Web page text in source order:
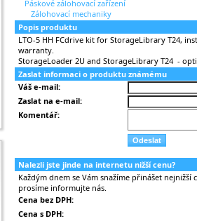
Páskové zálohovací zařízení
Zálohovací mechaniky
Popis produktu
LTO-5 HH FCdrive kit for StorageLibrary T24,
warranty.
StorageLoader 2U and StorageLibrary T24 -
Zaslat informaci o produktu známému
Váš e-mail:
Zaslat na e-mail:
Komentář:
Nalezli jste jinde na internetu nižší cenu?
Každým dnem se Vám snažíme přinášet
prosíme informujte nás.
Cena bez DPH:
Cena s DPH: